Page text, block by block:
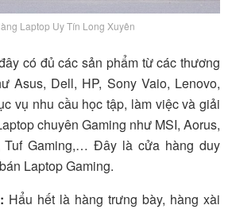
Laptop Uy Tín Long Xuyên
có đủ các sản phẩm từ các thương
Asus, Dell, HP, Sony Vaio, Lenovo,
vụ nhu cầu học tập, làm việc và giải
chuyên Gaming như MSI, Aorus,
Tuf Gaming,… Đây là cửa hàng duy
Laptop Gaming.
Hẩu hết là hàng trưng bày, hàng xài